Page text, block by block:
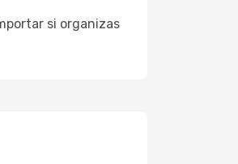
si organizas